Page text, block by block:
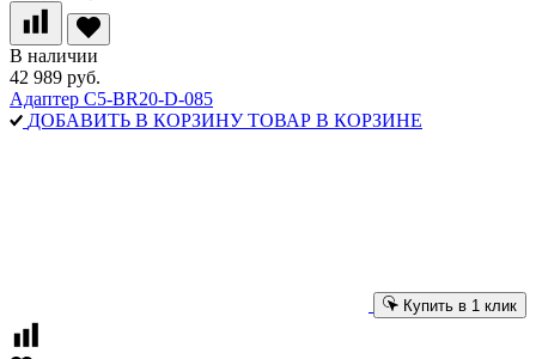
В наличии
42 989 руб.
Адаптер C5-BR20-D-085
ДОБАВИТЬ В КОРЗИНУ ТОВАР В КОРЗИНЕ
Купить в 1 клик